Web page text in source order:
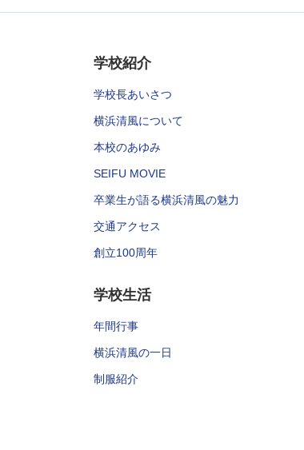
学校紹介
学校長あいさつ
横浜清風について
本校のあゆみ
SEIFU MOVIE
卒業生が語る横浜清風の魅力
交通アクセス
創立100周年
学校生活
年間行事
横浜清風の一日
制服紹介